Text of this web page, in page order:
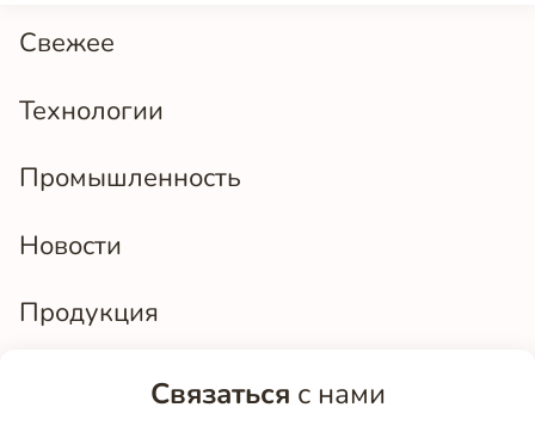
Свежее
Технологии
Промышленность
Новости
Продукция
Связаться с нами